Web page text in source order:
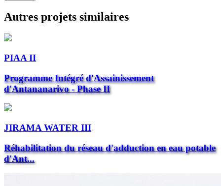
Autres projets similaires
PIAA II
Programme Intégré d'Assainissement
d'Antananarivo - Phase II
JIRAMA WATER III
Réhabilitation du réseau d'adduction en eau potable
d'Ant...